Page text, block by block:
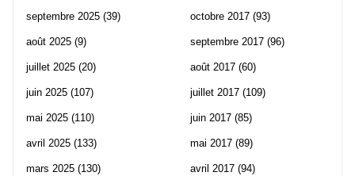
septembre 2025 (39)
août 2025 (9)
juillet 2025 (20)
juin 2025 (107)
mai 2025 (110)
avril 2025 (133)
mars 2025 (130)
octobre 2017 (93)
septembre 2017 (96)
août 2017 (60)
juillet 2017 (109)
juin 2017 (85)
mai 2017 (89)
avril 2017 (94)